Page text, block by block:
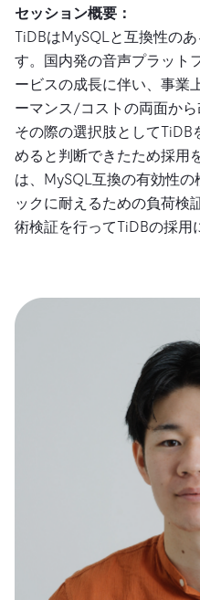
セッション概要：
TiDBはMySQLと互換性の
す。国内発の音声プラット
ービスの成長に伴い、事業
ーマンス/コストの両面から
その際の選択肢としてTiDB
めると判断できたため採用
は、MySQL互換の有効性
ックに耐えるための負荷検
術検証を行ってTiDBの採用